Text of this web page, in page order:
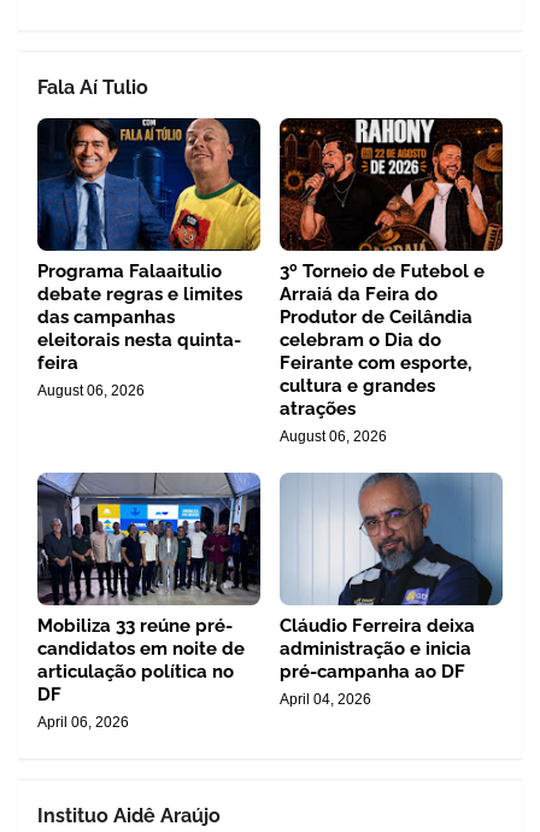
Fala Aí Tulio
Programa Falaaitulio
debate regras e limites
das campanhas
eleitorais nesta quinta-
feira
August 06, 2026
3º Torneio de Futebol e
Arraiá da Feira do
Produtor de Ceilândia
celebram o Dia do
Feirante com esporte,
cultura e grandes
atrações
August 06, 2026
Mobiliza 33 reúne pré-
candidatos em noite de
articulação política no
DF
April 06, 2026
Cláudio Ferreira deixa
administração e inicia
pré-campanha ao DF
April 04, 2026
Instituo Aidê Araújo